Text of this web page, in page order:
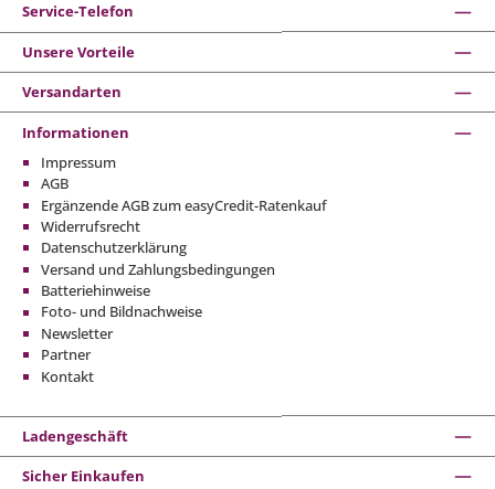
Service-Telefon
Unsere Vorteile
Versandarten
Informationen
Impressum
AGB
Ergänzende AGB zum easyCredit-Ratenkauf
Widerrufsrecht
Datenschutzerklärung
Versand und Zahlungsbedingungen
Batteriehinweise
Foto- und Bildnachweise
Newsletter
Partner
Kontakt
Ladengeschäft
Sicher Einkaufen